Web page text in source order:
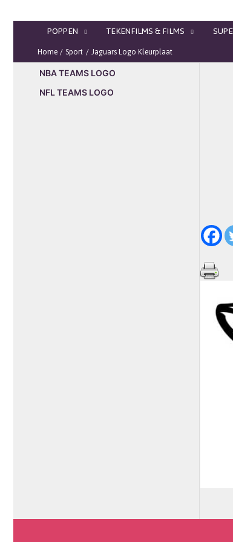
naar
POPPEN TEKENFILMS & FILMS
Home Sport Jaguars Logo Kleurplaat
NBA TEAMS LOGO
NFL TEAMS LOGO